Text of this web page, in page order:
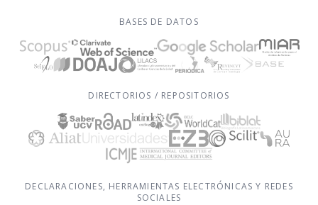
BASES DE DATOS
DIRECTORIOS / REPOSITORIOS
DECLARACIONES, HERRAMIENTAS ELECTRÓNICAS Y REDES
SOCIALES